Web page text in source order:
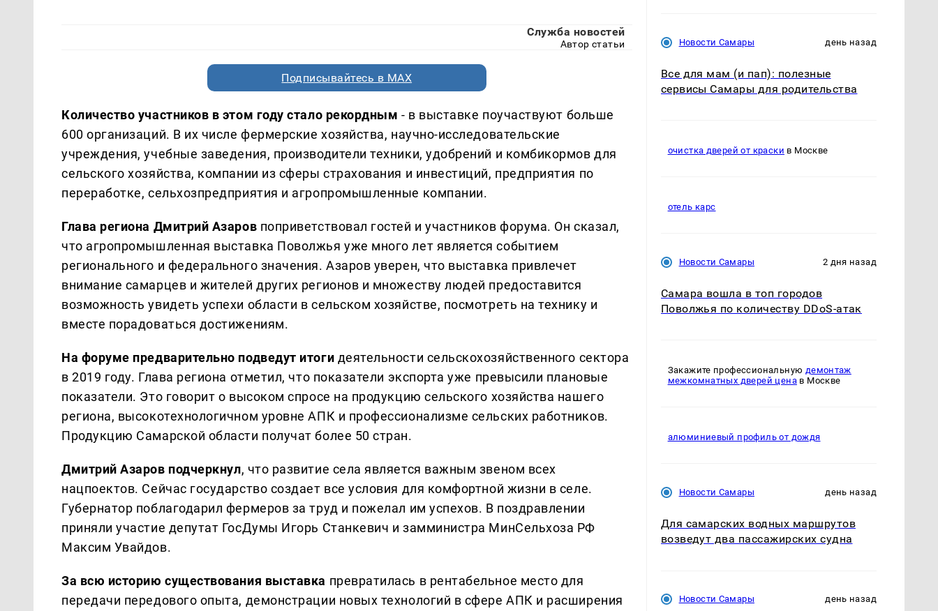
Служба новостей
Автор статьи
Подписывайтесь в MAX
Количество участников в этом году стало рекордным - в выставке поучаствуют больше
600 организаций. В их числе фермерские хозяйства, научно-исследовательские
учреждения, учебные заведения, производители техники, удобрений и комбикормов для
сельского хозяйства, компании из сферы страхования и инвестиций, предприятия по
переработке, сельхозпредприятия и агропромышленные компании.
Глава региона Дмитрий Азаров поприветствовал гостей и участников форума. Он сказал,
что агропромышленная выставка Поволжья уже много лет является событием
регионального и федерального значения. Азаров уверен, что выставка привлечет
внимание самарцев и жителей других регионов и множеству людей предоставится
возможность увидеть успехи области в сельском хозяйстве, посмотреть на технику и
вместе порадоваться достижениям.
На форуме предварительно подведут итоги деятельности сельскохозяйственного сектора
в 2019 году. Глава региона отметил, что показатели экспорта уже превысили плановые
показатели. Это говорит о высоком спросе на продукцию сельского хозяйства нашего
региона, высокотехнологичном уровне АПК и профессионализме сельских работников.
Продукцию Самарской области получат более 50 стран.
Дмитрий Азаров подчеркнул, что развитие села является важным звеном всех
нацпоектов. Сейчас государство создает все условия для комфортной жизни в селе.
Губернатор поблагодарил фермеров за труд и пожелал им успехов. В поздравлении
приняли участие депутат ГосДумы Игорь Станкевич и замминистра МинСельхоза РФ
Максим Увайдов.
За всю историю существования выставка превратилась в рентабельное место для
передачи передового опыта, демонстрации новых технологий в сфере АПК и расширения
Новости Самары день назад
Все для мам (и пап): полезные
сервисы Самары для родительства
очистка дверей от краски в Москве
отель карс
Новости Самары 2 дня назад
Самара вошла в топ городов
Поволжья по количеству DDoS-атак
Закажите профессиональную демонтаж
межкомнатных дверей ценав Москве
алюминиевый профиль от дождя
Новости Самары день назад
Для самарских водных маршрутов
возведут два пассажирских судна
Новости Самары день назад